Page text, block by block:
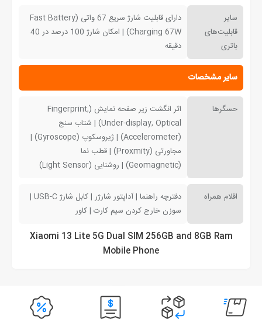
سایر
قابلیت‌های
باتری
دارای قابلیت شارژ سریع 67 واتی (Fast Battery
Charging 67W) | امکان شارژ 100 درصد در 40
دقیقه
سایر مشخصات
حسگرها
اثر انگشت زیر صفحه نمایش (Fingerprint,
Under-display, Optical) | شتاب سنج
(Accelerometer) | ژیروسکوپ (Gyroscope) |
مجاورتی (Proxmity) | قطب نما
(Geomagnetic) | روشنایی (Light Sensor)
اقلام همراه
دفترچه راهنما | آداپتور شارژر | کابل شارژ USB-C |
سوزن خارج کردن سیم کارت | کاور
Xiaomi 13 Lite 5G Dual SIM 256GB and 8GB Ram
Mobile Phone